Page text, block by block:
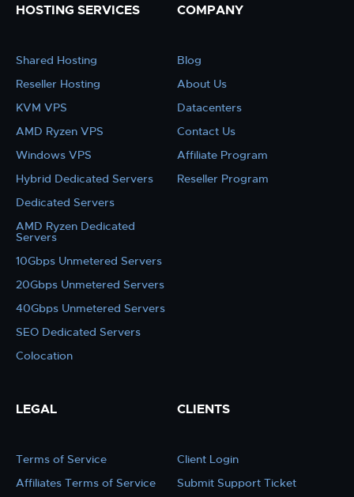
HOSTING SERVICES
Shared Hosting
Reseller Hosting
KVM VPS
AMD Ryzen VPS
Windows VPS
Hybrid Dedicated Servers
Dedicated Servers
AMD Ryzen Dedicated
Servers
10Gbps Unmetered Servers
20Gbps Unmetered Servers
40Gbps Unmetered Servers
SEO Dedicated Servers
Colocation
COMPANY
Blog
About Us
Datacenters
Contact Us
Affiliate Program
Reseller Program
LEGAL
Terms of Service
Affiliates Terms of Service
CLIENTS
Client Login
Submit Support Ticket